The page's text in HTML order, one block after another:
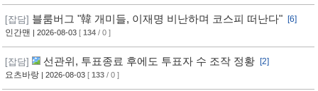
[잡담] 블룸버그 "韓 개미들, 이재명 비난하며 코스피 떠난다"
[6]
인간맨 | 2026-08-03 [ 134 / 0 ]
[잡담] 선관위, 투표종료 후에도 투표자 수 조작 정황
[2]
요츠바랑 | 2026-08-03 [ 133 / 0 ]